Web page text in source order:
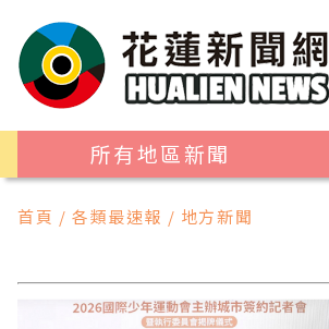
所有地區新聞
首頁 / 各類最速報 / 地方新聞